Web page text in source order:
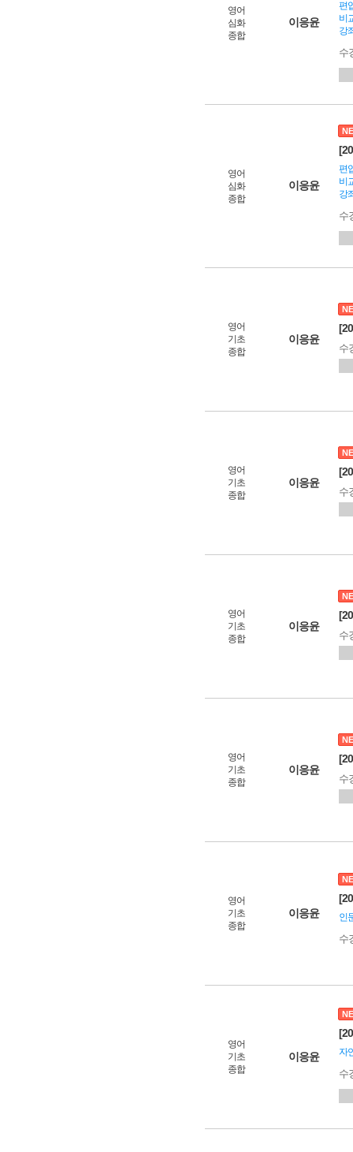
영어
심화
종합
이응윤
편
비
강
수
영어
심화
종합
이응윤
편
비
강
수
영어
기초
종합
이응윤
수
영어
기초
종합
이응윤
수
영어
기초
종합
이응윤
수
영어
기초
종합
이응윤
수
영어
기초
종합
이응윤 인
수
영어
기초
종합
이응윤 자
수